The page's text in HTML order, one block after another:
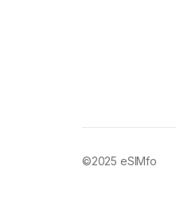
©2025 eSIMfo